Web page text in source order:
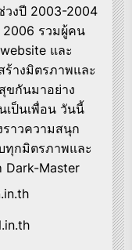
วงปี 2003-2004
2006 รวมผู้คน
และ
ร้างมิตรภาพและ
ขกันมาอย่าง
เป็นเพื่อน วันนี้
ราวความสนุก
กมิตรภาพและ
Dark-Master